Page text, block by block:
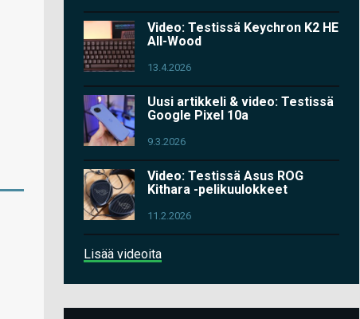
Video: Testissä Keychron K2 HE
All-Wood
13.4.2026
Uusi artikkeli & video: Testissä
Google Pixel 10a
9.3.2026
Video: Testissä Asus ROG
Kithara -pelikuulokkeet
11.2.2026
Lisää videoita